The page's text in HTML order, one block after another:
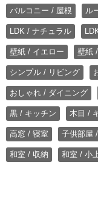
バルコニー / 屋根 ル
LDK / ナチュラル
壁紙 / イエロー 壁紙
シンプル / リビング
おしゃれ / ダイニング
黒 / キッチン 木目 /
高窓 / 寝室 子供部屋
和室 / 収納 和室 / 小